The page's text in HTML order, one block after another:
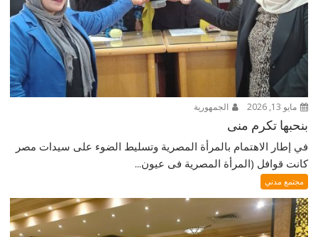
مايو 13, 2026 الجمهورية
بنحبها تكرم منى
في إطار الاهتمام بالمرأة المصرية وتسليط الضوء على سيدات مصر
كانت قوافل (المرأة المصرية فى عيون...
مجتمع مدني